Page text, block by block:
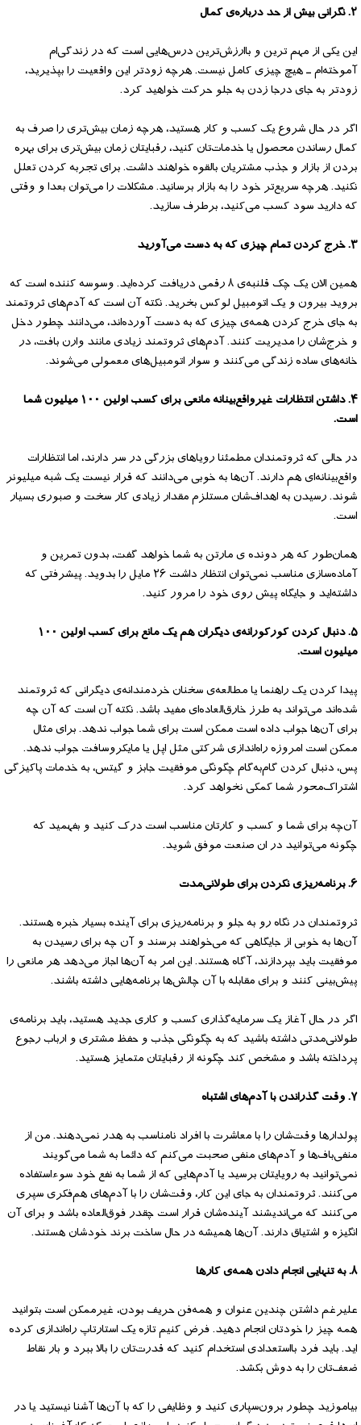
۲. نگرانی بیش از حد درباره‌ی کمال
این یکی از مهم ترین و باارزش‌ترین درس‌هایی است که در زندگی‌ام
آموخته‌ام ـ هیچ چیزی کامل نیست. هرچه زودتر این واقعیت را بپذیرید،
زودتر به جای درجا زدن به جلو حرکت خواهید کرد.
اگر در حال شروع یک کسب و کار هستید، هرچه زمان بیش‌تری را صرف به
کمال رساندن محصول یا خدمات‌تان کنید، رقبایتان زمان بیش‌تری برای بهره
بردن از بازار و جذب مشتریان بالقوه خواهند داشت. برای تجربه کردن تعلل
نکنید. هرچه سریع‌تر خود را به بازار برسانید. مشکلات را می‌توان بعدا و وقتی
که دارید سود کسب می‌کنید، برطرف سازید.
۳. خرج کردن تمام چیزی که به دست می‌آورید
همین الان یک چک قلنبه‌ی ۸ رقمی دریافت کرده‌اید. وسوسه کننده است که
بروید بیرون و یک اتومبیل لوکس بخرید. نکته آن است که آدم‌های ثروتمند
به جای خرج کردن همه‌ی چیزی که به دست آورده‌اند، می‌دانند چطور دخل
و خرج‌شان را مدیریت کنند. آدم‌های ثروتمند زیادی مانند وارن بافت، در
خانه‌های ساده زندگی می‌کنند و سوار اتومبیل‌های معمولی می‌شوند.
۴. داشتن انتظارات غیرواقع‌بینانه مانعی برای کسب اولین ۱۰۰ میلیون شما
است.
در حالی که ثروتمندان مطمئنا رویاهای بزرگی در سر دارند، اما انتظارات
واقع‌بینانه‌ای هم دارند. آن‌ها به خوبی می‌دانند که قرار نیست یک شبه میلیونر
شوند. رسیدن به اهداف‌شان مستلزم مقدار زیادی کار سخت و صبوری بسیار
است.
همان‌طور که هر دونده ی مارتن به شما خواهد گفت، بدون تمرین و
آماده‌سازی مناسب نمی‌توان انتظار داشت ۲۶ مایل را بدوید. پیشرفتی که
داشته‌اید و جایگاه پیش روی خود را مرور کنید.
۵. دنبال کردن کورکورانه‌ی دیگران هم یک مانع برای کسب اولین ۱۰۰
میلیون است.
پیدا کردن یک راهنما یا مطالعه‌ی سخنان خردمندانه‌ی دیگرانی که ثروتمند
شده‌اند می‌تواند به طرز خارق‌العاده‌ای مفید باشد. نکته آن است که آن چه
برای آن‌ها جواب داده است ممکن است برای شما جواب ندهد. برای مثال
ممکن است امروزه راه‌اندازی شرکتی مثل اپل یا مایکروسافت جواب ندهد.
پس، دنبال کردن گام‌به‌گام چگونگی موفقیت جابز و گیتس، به خدمات پاکیزگی
اشتراک‌محور شما کمکی نخواهد کرد.
آن‌چه برای شما و کسب و کارتان مناسب است درک کنید و بفهمید که
چگونه می‌توانید در ان صنعت موفق شوید.
۶. برنامه‌ریزی نکردن برای طولانی‌مدت
ثروتمندان در نگاه رو به جلو و برنامه‌ریزی برای آینده بسیار خبره هستند.
آن‌ها به خوبی از جایگاهی که می‌خواهند برسند و آن چه برای رسیدن به
موفقیت باید بپردازند، آگاه هستند. این امر به آن‌ها اجاز می‌دهد هر مانعی را
پیش‌بینی کنند و برای مقابله با آن چالش‌ها برنامه‌هایی داشته باشند.
اگر در حال آغاز یک سرمایه‌گذاری کسب و کاری جدید هستید، باید برنامه‌ی
طولانی‌مدتی داشته باشید که به چگونگی جذب و حفظ مشتری و ارباب رجوع
پرداخته باشد و مشخص کند چگونه از رقبایتان متمایز هستید.
۷. وقت گذراندن با آدم‌های اشتباه
پولدارها وقت‌شان را با معاشرت با افراد نامناسب به هدر نمی‌دهند. من از
منفی‌باف‌ها و آدم‌های منفی صحبت می‌کنم که دائما به شما می‌گویند
نمی‌توانید به رویایتان برسید یا آدم‌هایی که از شما به نفع خود سوءاستفاده
می‌کنند. ثروتمندان به جای این کار، وقت‌شان را با آدم‌های هم‌فکری سپری
می‌کنند که می‌اندیشند آینده‌شان قرار است چقدر فوق‌العاده باشد و برای آن
انگیزه و اشتیاق دارند. آن‌ها همیشه در حال ساخت برند خودشان هستند.
۸. به تنهایی انجام دادن همه‌ی کارها
علیرغم داشتن چندین عنوان و همه‌فن حریف بودن، غیرممکن است بتوانید
همه چیز را خودتان انجام دهید. فرض کنیم تازه یک استارتاپ راه‌اندازی کرده
اید. باید فرد بااستعدادی استخدام کنید که قدرت‌تان را بالا ببرد و بار نقاط
ضعف‌تان را به دوش بکشد.
بیاموزید چطور برون‌سپاری کنید و وظایفی را که با آن‌ها آشنا نیستید یا در